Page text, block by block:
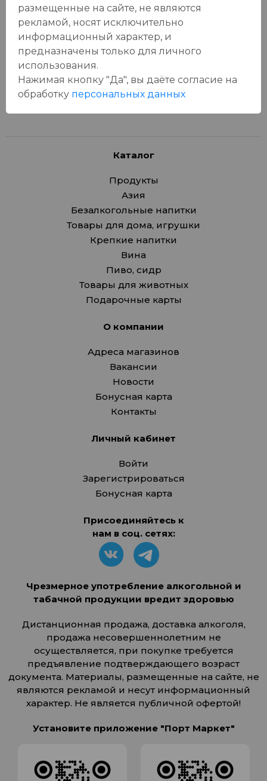
Отзывы:
У данного товара еще нет отзывов, будьте первым, кто
оставит отзыв!
Каталог
Продукты
Азия
Безалкогольные напитки
Товары для дома, игрушки
Крепкие напитки
Вина
Пиво, сидр
Товары для животных
Подарочные карты
О компании
Адреса магазинов
Вакансии
Новости
Бонусная карта
Контакты
Личный кабинет
Войти
Зарегистрироваться
Бонусная карта
Присоединяйтесь к
нам в соц. сетях:
Чрезмерное употребление алкогольной и
табачной продукции вредит здоровью
Дистанционная продажа, доставка алкоголя,
продажа несовершеннолетним не
осуществляется, при покупке требуется
предъявление подтверждающего возраст
документа. Материалы, размещенные на сайте, не
являются рекламой и несут информационный
характер. Не является публичной офертой!
Установите приложение "Порт Маркет"
размещенные на сайте, не являются
рекламой, носят исключительно
информационный характер, и
предназначены только для личного
использования.
Нажимая кнопку "Да", вы даёте cогласие на
обработку персональных данных